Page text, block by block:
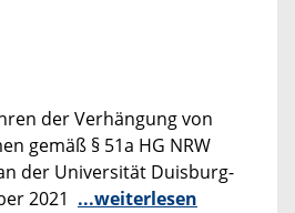
der Verhängung von
gemäß § 51a HG NRW
der Universität Duisburg-
2021 ...weiterlesen